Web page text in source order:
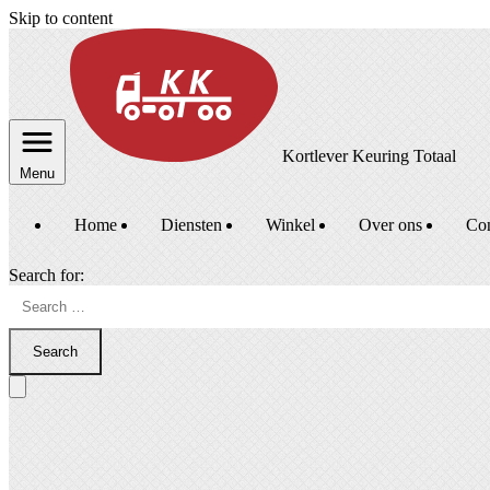
Skip to content
Menu
Kortlever Keuring Totaal
Home Diensten Winkel Over ons
Search for:
Search